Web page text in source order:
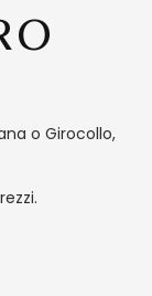
o Girocollo,